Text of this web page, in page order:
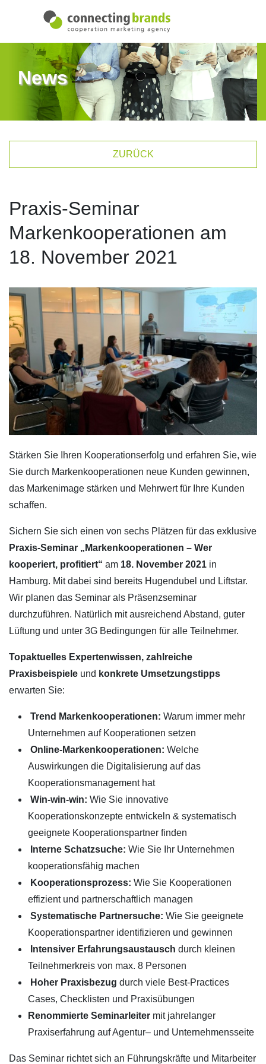
News
ZURÜCK
Praxis-Seminar
Markenkooperationen am
18. November 2021
Stärken Sie Ihren Kooperationserfolg und erfahren Sie, wie
Sie durch Markenkooperationen neue Kunden gewinnen,
das Markenimage stärken und Mehrwert für Ihre Kunden
schaffen.
Sichern Sie sich einen von sechs Plätzen für das exklusive
Praxis-Seminar „Markenkooperationen – Wer
kooperiert, profitiert“ am 18. November 2021 in
Hamburg. Mit dabei sind bereits Hugendubel und Liftstar.
Wir planen das Seminar als Präsenzseminar
durchzuführen. Natürlich mit ausreichend Abstand, guter
Lüftung und unter 3G Bedingungen für alle Teilnehmer.
Topaktuelles Expertenwissen, zahlreiche
Praxisbeispiel e und konkrete Umsetzungstipps
erwarten Sie:
Trend Markenkooperationen: Warum immer mehr
Unternehmen auf Kooperationen setzen
Online-Markenkooperationen: Welche
Auswirkungen die Digitalisierung auf das
Kooperationsmanagement hat
Win-win-win: Wie Sie innovative
Kooperationskonzepte entwickeln & systematisch
geeignete Kooperationspartner finden
Interne Schatzsuche: Wie Sie Ihr Unternehmen
kooperationsfähig machen
Kooperationsprozess: Wie Sie Kooperationen
effizient und partnerschaftlich managen
Systematische Partnersuche: Wie Sie geeignete
Kooperationspartner identifizieren und gewinnen
Intensiver Erfahrungsaustausch durch kleinen
Teilnehmerkreis von max. 8 Personen
Hoher Praxisbezug durch viele Best-Practices
Cases, Checklisten und Praxisübungen
Renommierte Seminarleiter mit jahrelanger
Praxiserfahrung auf Agentur– und Unternehmensseite
Das Seminar richtet sich an Führungskräfte und Mitarbeiter